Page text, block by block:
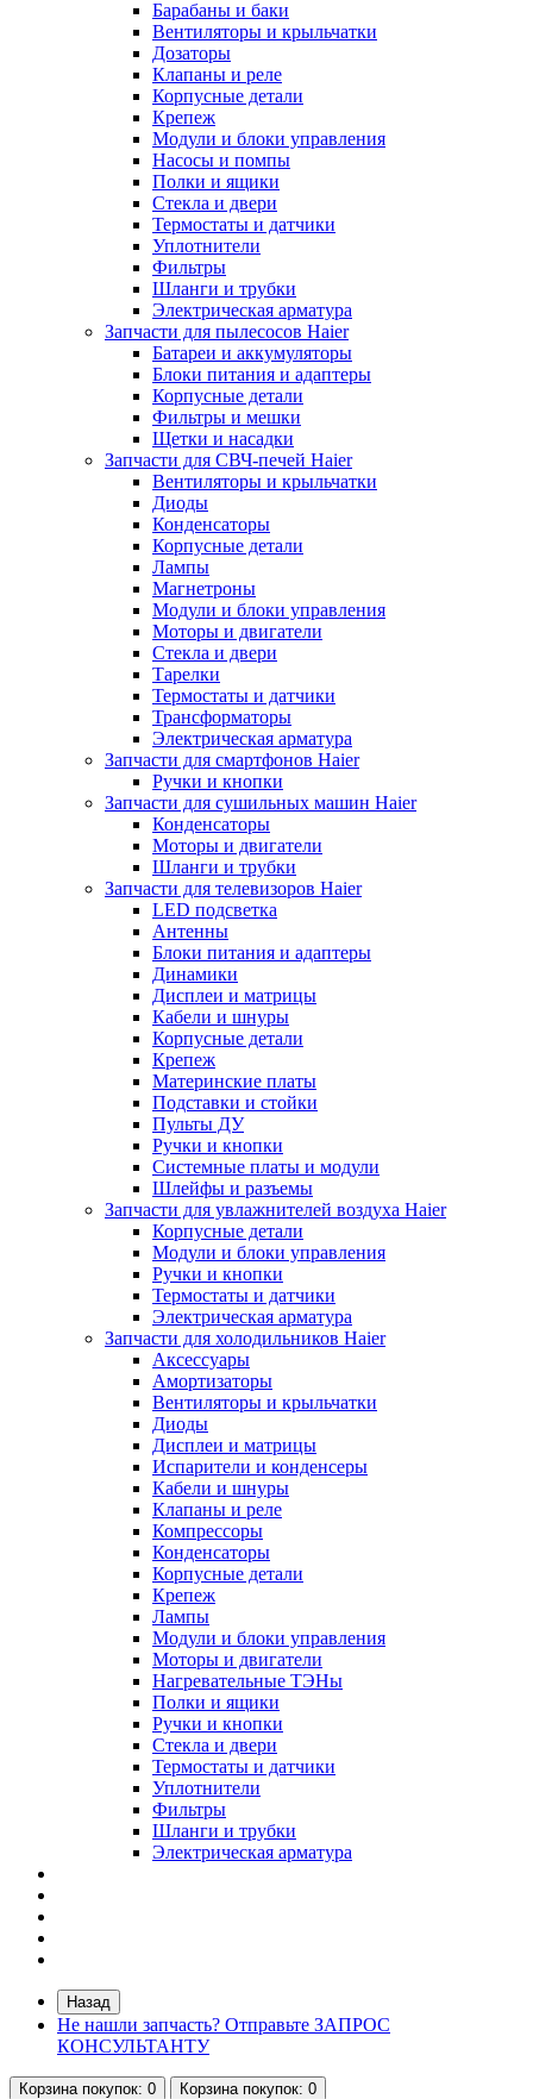
Барабаны и баки
Вентиляторы и крыльчатки
Дозаторы
Клапаны и реле
Корпусные детали
Крепеж
Модули и блоки управления
Насосы и помпы
Полки и ящики
Стекла и двери
Термостаты и датчики
Уплотнители
Фильтры
Шланги и трубки
Электрическая арматура
Запчасти для пылесосов Haier
Батареи и аккумуляторы
Блоки питания и адаптеры
Корпусные детали
Фильтры и мешки
Щетки и насадки
Запчасти для СВЧ-печей Haier
Вентиляторы и крыльчатки
Диоды
Конденсаторы
Корпусные детали
Лампы
Магнетроны
Модули и блоки управления
Моторы и двигатели
Стекла и двери
Тарелки
Термостаты и датчики
Трансформаторы
Электрическая арматура
Запчасти для смартфонов Haier
Ручки и кнопки
Запчасти для сушильных машин Haier
Конденсаторы
Моторы и двигатели
Шланги и трубки
Запчасти для телевизоров Haier
LED подсветка
Антенны
Блоки питания и адаптеры
Динамики
Дисплеи и матрицы
Кабели и шнуры
Корпусные детали
Крепеж
Материнские платы
Подставки и стойки
Пульты ДУ
Ручки и кнопки
Системные платы и модули
Шлейфы и разъемы
Запчасти для увлажнителей воздуха Haier
Корпусные детали
Модули и блоки управления
Ручки и кнопки
Термостаты и датчики
Электрическая арматура
Запчасти для холодильников Haier
Аксессуары
Амортизаторы
Вентиляторы и крыльчатки
Диоды
Дисплеи и матрицы
Испарители и конденсеры
Кабели и шнуры
Клапаны и реле
Компрессоры
Конденсаторы
Корпусные детали
Крепеж
Лампы
Модули и блоки управления
Моторы и двигатели
Нагревательные ТЭНы
Полки и ящики
Ручки и кнопки
Стекла и двери
Термостаты и датчики
Уплотнители
Фильтры
Шланги и трубки
Электрическая арматура
Назад
Не нашли запчасть? Отправьте ЗАПРОС
КОНСУЛЬТАНТУ
Корзинапокупок: 0 Корзинапокупок: 0